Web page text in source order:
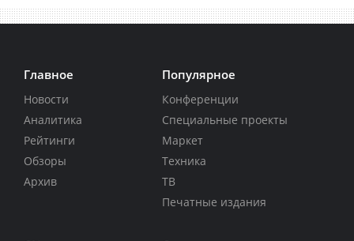
Главное
Новости
Аналитика
Рейтинги
Обзоры
Архив
Популярное
Конференции
Специальные проекты
Маркет
Техника
ТВ
Печатные издания